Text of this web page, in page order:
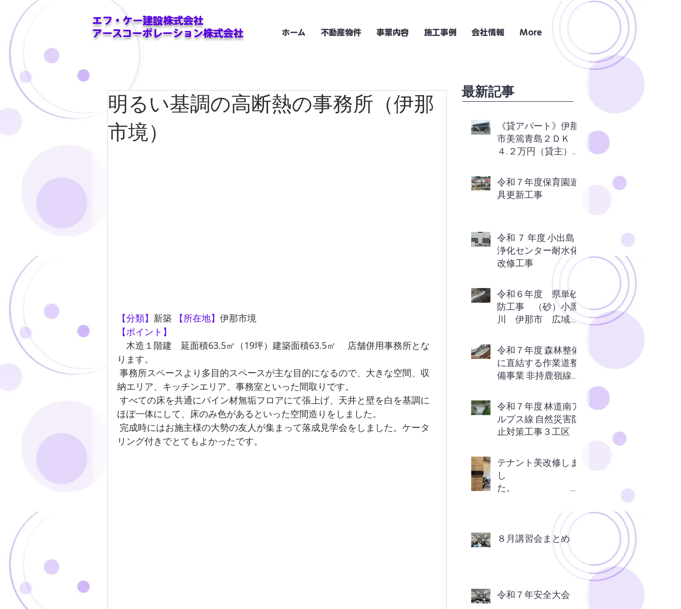
エフ・ケー建設株式会社
アースコーポレーション株式会社
ホーム 不動産物件 事業内容 施工事例 会社情報 More
明るい基調の高断熱の事務所（伊那
市境）
【分類】 新築 【所在地】 伊那市境
【ポイント】
木造１階建　延面積63.5㎡（19坪）建築面積63.5㎡　 店舗併用事務所とな
ります。
納エリア、キッチンエリア、事務室といった間取りです。
ほぼ一体にして、床のみ色があるといった空間造りをしました。
リング付きでとてもよかったです。
最新記事
《貸アパート》伊那
市美篶青島２ＤＫ
４.２万円（貸主）
令和７年度保育園遊
具更新工事
令和 ７ 年度 小出島
浄化センター耐水化
改修工事
令和６年度 県単砂
防工事 （砂）小黒
川 伊那市 広域農
令和７年度 森林整備
に直結する作業道整
備事業 非持鹿嶺線復
令和７年度 林道南ア
ルプス線 自然災害防
止対策工事３工区
テナント美改修しま
し
た。
８月講習会まとめ
令和７年安全大会